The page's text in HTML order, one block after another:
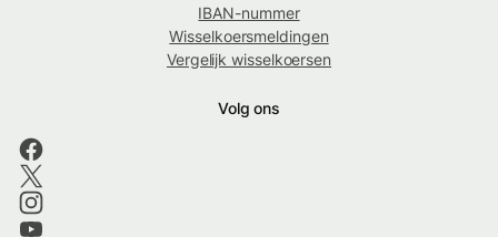
IBAN-nummer
Wisselkoersmeldingen
Vergelijk wisselkoersen
Volg ons